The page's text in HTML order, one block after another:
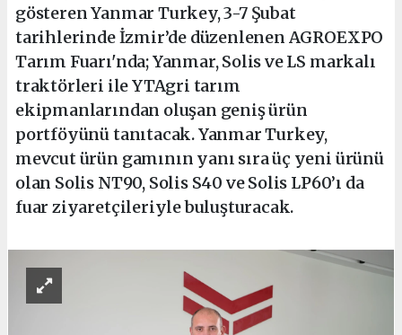
gösteren Yanmar Turkey, 3-7 Şubat
tarihlerinde İzmir’de düzenlenen AGROEXPO
Tarım Fuarı'nda; Yanmar, Solis ve LS markalı
traktörleri ile YTAgri tarım
ekipmanlarından oluşan geniş ürün
portföyünü tanıtacak. Yanmar Turkey,
mevcut ürün gamının yanı sıra üç yeni ürünü
olan Solis NT90, Solis S40 ve Solis LP60’ı da
fuar ziyaretçileriyle buluşturacak.